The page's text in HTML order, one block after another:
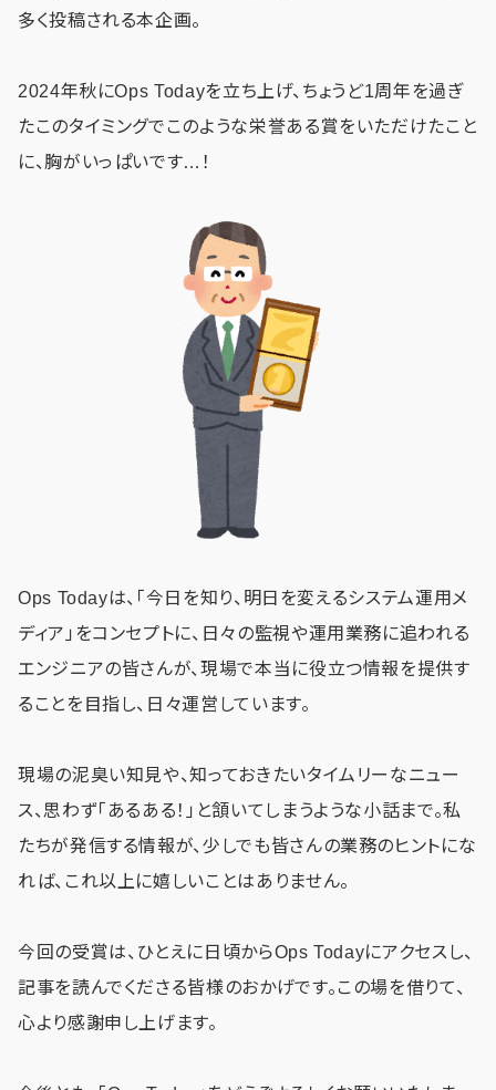
多く投稿される本企画。
2024年秋にOps Todayを立ち上げ、ちょうど1周年を過ぎ
たこのタイミングでこのような栄誉ある賞をいただけたこと
に、胸がいっぱいです…！
Ops Todayは、「今日を知り、明日を変えるシステム運用メ
ディア」をコンセプトに、日々の監視や運用業務に追われる
エンジニアの皆さんが、現場で本当に役立つ情報を提供す
ることを目指し、日々運営しています。
現場の泥臭い知見や、知っておきたいタイムリーなニュー
ス、思わず「あるある！」と頷いてしまうような小話まで。私
たちが発信する情報が、少しでも皆さんの業務のヒントにな
れば、これ以上に嬉しいことはありません。
今回の受賞は、ひとえに日頃からOps Todayにアクセスし、
記事を読んでくださる皆様のおかげです。この場を借りて、
心より感謝申し上げます。